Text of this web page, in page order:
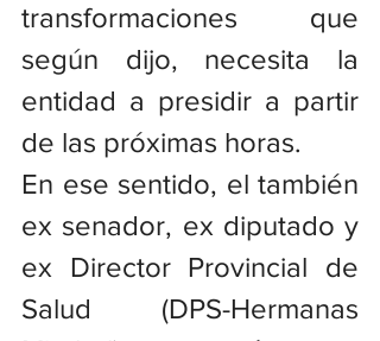
transformaciones que
según dijo, necesita la
entidad a presidir a partir
de las próximas horas.
En ese sentido, el también
ex senador, ex diputado y
ex Director Provincial de
Salud (DPS-Hermanas